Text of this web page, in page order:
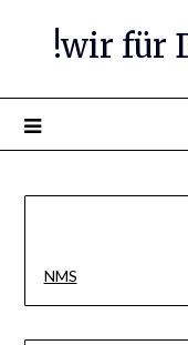
!wir für
NMS